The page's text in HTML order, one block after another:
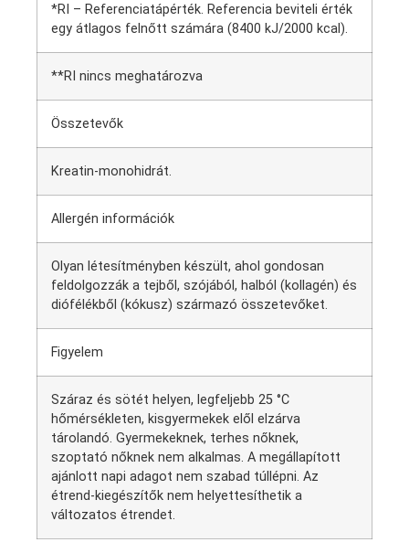
*RI – Referenciatápérték. Referencia beviteli érték
egy átlagos felnőtt számára (8400 kJ/2000 kcal).
**RI nincs meghatározva
Összetevők
Kreatin-monohidrát.
Allergén információk
Olyan létesítményben készült, ahol gondosan
feldolgozzák a tejből, szójából, halból (kollagén) és
diófélékből (kókusz) származó összetevőket.
Figyelem
Száraz és sötét helyen, legfeljebb 25 °C
hőmérsékleten, kisgyermekek elől elzárva
tárolandó. Gyermekeknek, terhes nőknek,
szoptató nőknek nem alkalmas. A megállapított
ajánlott napi adagot nem szabad túllépni. Az
étrend-kiegészítők nem helyettesíthetik a
változatos étrendet.